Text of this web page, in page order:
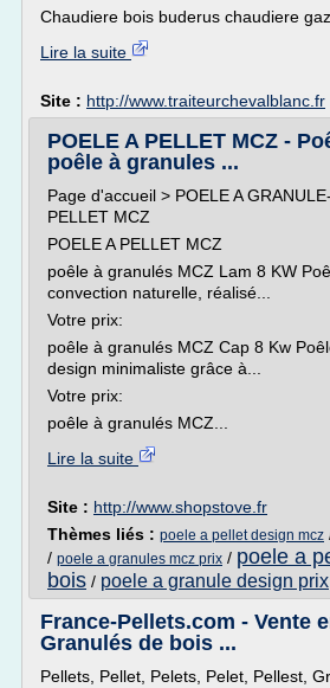
Chaudiere bois buderus chaudiere
Lire la suite
Site : http://www.traiteurchevalblanc.fr
POELE A PELLET MCZ -
poêle à granules ...
Page d'accueil > POELE A
PELLET MCZ
POELE A PELLET MCZ
poêle à granulés MCZ Lam 8 KW
convection naturelle, réalisé...
Votre prix:
poêle à granulés MCZ Cap 8 Kw
design minimaliste grâce à...
Votre prix:
poêle à granulés MCZ...
Lire la suite
Site : http://www.shopstove.fr
Thèmes liés : poele a pellet design mcz
/ poele a granules mcz prix / poele a
bois / poele a granule design prix
France-Pellets.com - Vente
Granulés de bois ...
Pellets, Pellet, Pelets, Pelet, Pellest,